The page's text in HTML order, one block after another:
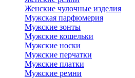
Женские чулочные изделия
Мужская парфюмерия
Мужские зонты
Мужские кошельки
Мужские носки
Мужские перчатки
Мужские платки
Мужские ремни